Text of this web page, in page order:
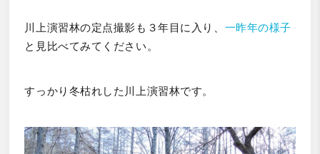
川上演習林の定点撮影も３年目に入り、 一昨年の様子
と見比べてみてください。
すっかり冬枯れした川上演習林です。